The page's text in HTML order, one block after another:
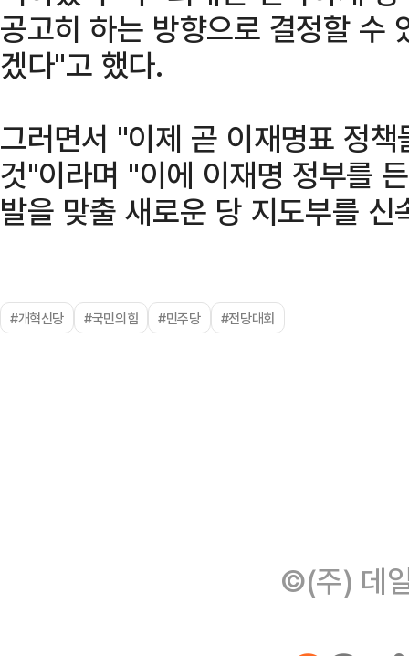
공고히 하는 방향으로 결정할 수
겠다"고 했다.
그러면서 "이제 곧 이재명표 정
것"이라며 "이에 이재명 정부를
발을 맞출 새로운 당 지도부를
#개혁신당 #국민의힘 #민주당 #전당대회
©(주) 데